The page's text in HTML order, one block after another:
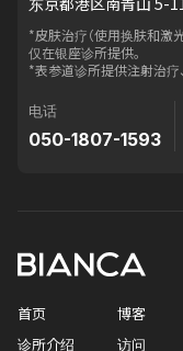
*皮肤治疗（使用换肤和激
仅在银座诊所提供。
*表参道诊所提供注射治疗
电话
050-1807-1593
首页
诊所介绍
博客
访问